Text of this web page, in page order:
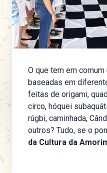
O que tem em
baseadas em
feitas de origami,
circo, hóquei
rúgbi, caminhada,
outros? Tudo, se o
da Cultura da